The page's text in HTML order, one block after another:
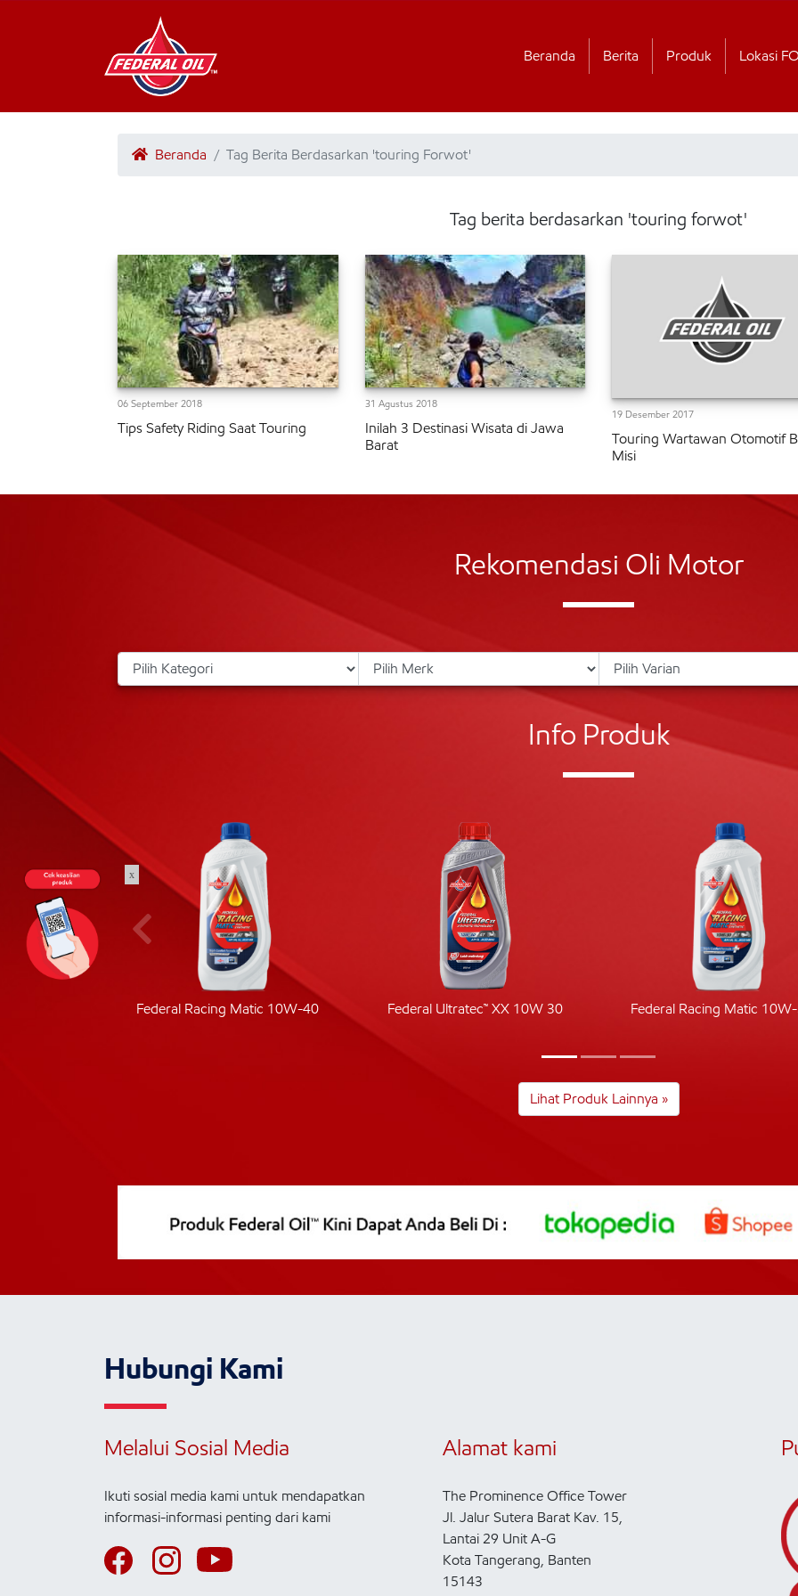
Beranda Berita Produk Lokasi
Beranda Tag Berita Berdasarkan 'touring Forwot'
Tag berita berdasarkan 'touring forwot'
06 September 2018
Tips Safety Riding Saat Touring
31 Agustus 2018
Inilah 3 Destinasi Wisata di Jawa
Barat
19 Desember 2017
Touring Wartawan Otomotif
Misi
Rekomendasi Oli Motor
Info Produk
Federal Racing Matic 10W-40 Federal Ultratec™ XX 10W 30 Federal Racing Matic
Lihat Produk Lainnya »
Hubungi Kami
Melalui Sosial Media
Ikuti sosial media kami untuk mendapatkan
informasi-informasi penting dari kami
Alamat kami
The Prominence Office Tower
Jl. Jalur Sutera Barat Kav. 15,
Lantai 29 Unit A-G
Kota Tangerang, Banten
15143
x